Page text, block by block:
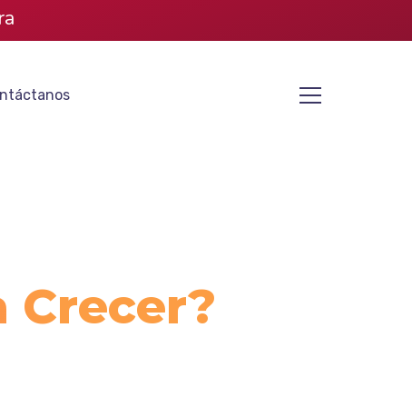
Crecer?